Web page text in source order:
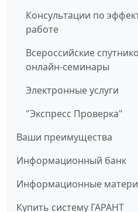
Консультации по
работе
Всероссийские
онлайн-семинары
Электронные услуги
"Экспресс Проверка"
Ваши преимущества
Информационный банк
Информационные
Купить систему ГАРАНТ